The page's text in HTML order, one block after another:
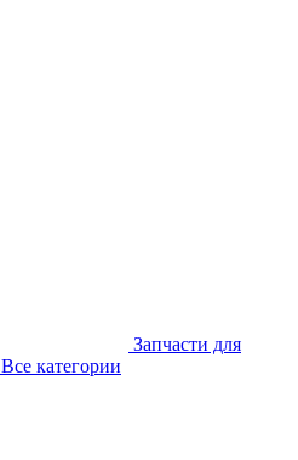
Запчасти для
Все категории